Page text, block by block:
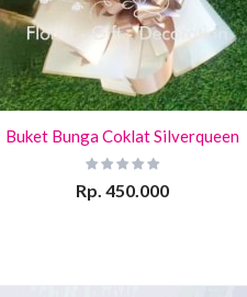
Buket Bunga Coklat Silverqueen
Rp. 450.000